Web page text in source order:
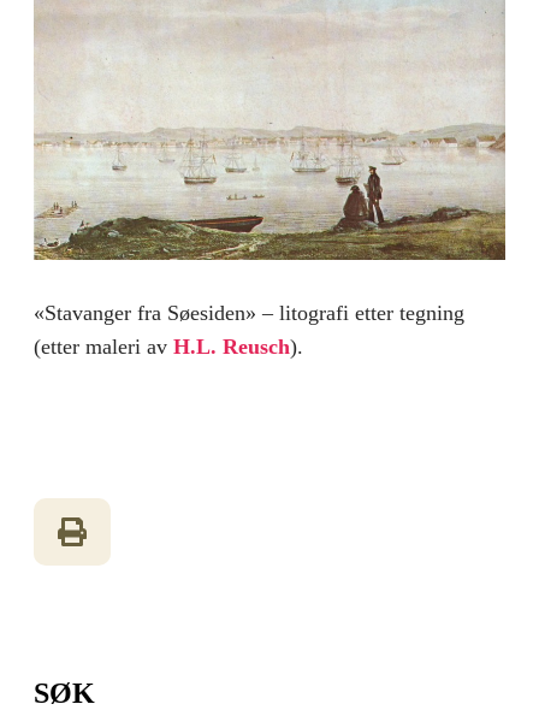
«Stavanger fra Søesiden» – litografi etter tegning
(etter maleri av H.L. Reusch).
SØK